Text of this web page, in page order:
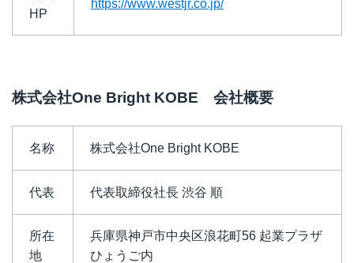
HP
https://www.westjr.co.jp/
株式会社One Bright KOBE 会社概要
名称 株式会社One Bright KOBE
代表 代表取締役社長 渋谷 順
所在
地
兵庫県神戸市中央区浪花町56 起業プラザ
ひょうご内